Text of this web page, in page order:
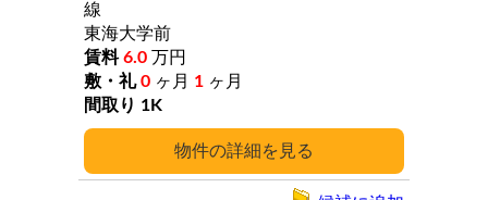
詳細
線
東海大学前
6.0 万円
0 ヶ月 1 ヶ月
1K